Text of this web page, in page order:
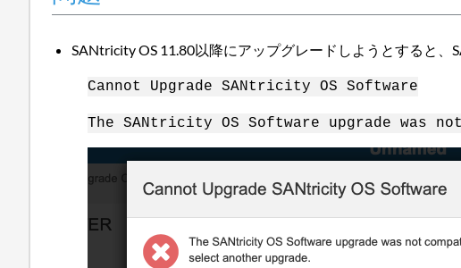
SANtricity OS 11.80以降にアップグレードしようとすると
Cannot Upgrade SANtricity OS Software
The SANtricity OS Software upgrade was